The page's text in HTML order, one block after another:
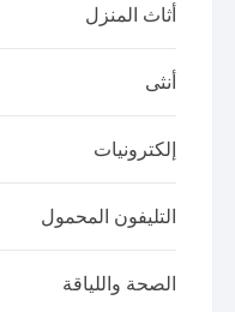
أثاث المنزل
أنثى
إلكترونيات
التليفون المحمول
الصحة واللياقة